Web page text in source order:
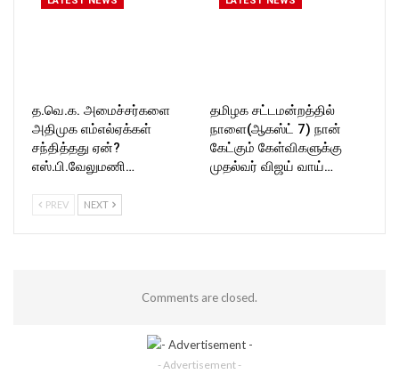
த.வெ.க. அமைச்சர்களை
அதிமுக எம்எல்ஏக்கள்
சந்தித்தது ஏன்?
எஸ்.பி.வேலுமணி…
தமிழக சட்டமன்றத்தில்
நாளை(ஆகஸ்ட் 7) நான்
கேட்கும் கேள்விகளுக்கு
முதல்வர் விஜய் வாய்…
PREV NEXT
Comments are closed.
- Advertisement -